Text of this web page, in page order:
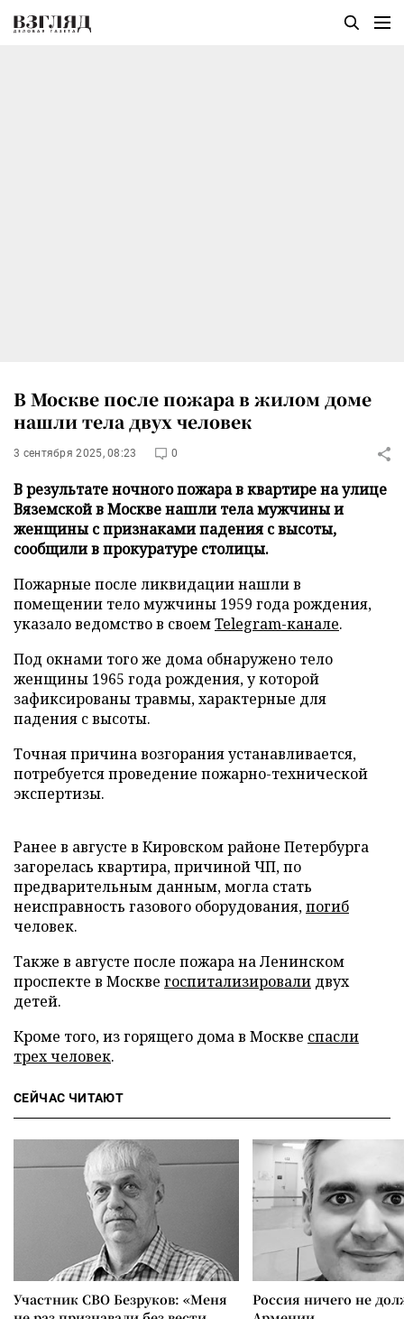
В Москве после пожара в жилом доме
нашли тела двух человек
3 сентября 2025, 08:23 0
В результате ночного пожара в квартире на улице
Вяземской в Москве нашли тела мужчины и
женщины с признаками падения с высоты,
сообщили в прокуратуре столицы.
Пожарные после ликвидации нашли в
помещении тело мужчины 1959 года рождения,
указало ведомство в своемTelegram-канале.
Под окнами того же дома обнаружено тело
женщины 1965 года рождения, у которой
зафиксированы травмы, характерные для
падения с высоты.
Точная причина возгорания устанавливается,
потребуется проведение пожарно-технической
экспертизы.
Ранее в августе в Кировском районе Петербурга
загорелась квартира, причиной ЧП, по
предварительным данным, могла стать
неисправность газового оборудования,погиб
человек.
Также в августе после пожара на Ленинском
проспекте в Москве госпитализировали двух
детей.
Кроме того, из горящего дома в Москве спасли
трех человек.
СЕЙЧАС ЧИТАЮТ
Участник СВО Безруков: «Меня
Россия ничего не